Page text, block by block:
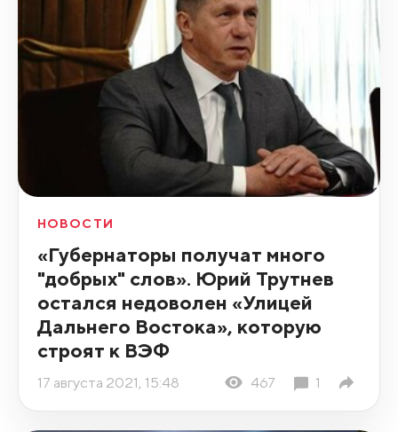
НОВОСТИ
«Губернаторы получат много
"добрых" слов». Юрий Трутнев
остался недоволен «Улицей
Дальнего Востока», которую
строят к ВЭФ
17 августа 2021, 15:48 467 1